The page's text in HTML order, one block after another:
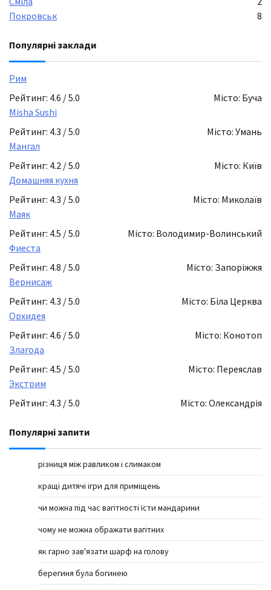
Покровськ
8
Популярні заклади
Рим
Рейтинг: 4.6 / 5.0
Місто: Буча
Misha Sushi
Рейтинг: 4.3 / 5.0
Місто: Умань
Мангал
Рейтинг: 4.2 / 5.0
Місто: Київ
Домашняя кухня
Рейтинг: 4.3 / 5.0
Місто: Миколаїв
Маяк
Рейтинг: 4.5 / 5.0
Місто: Володимир-Волинський
Фиеста
Рейтинг: 4.8 / 5.0
Місто: Запоріжжя
Вернисаж
Рейтинг: 4.3 / 5.0
Місто: Біла Церква
Орхидея
Рейтинг: 4.6 / 5.0
Місто: Конотоп
Злагода
Рейтинг: 4.5 / 5.0
Місто: Переяслав
Экстрим
Рейтинг: 4.3 / 5.0
Місто: Олександрія
Популярні запити
різниця між равликом і слимаком
кращі дитячі ігри для приміщень
чи можна під час вагітності їсти мандарини
чому не можна ображати вагітних
як гарно зав'язати шарф на голову
берегиня була богинею